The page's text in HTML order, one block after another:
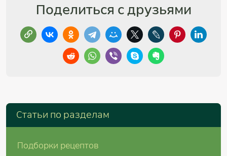
Поделиться с друзьями
Cтатьи по разделам
Подборки рецептов